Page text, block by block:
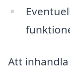
Att